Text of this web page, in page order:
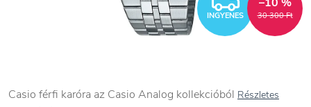
INGYENES 30 300 Ft
Casio férfi karóra az Casio Analog kollekcióból Részletes